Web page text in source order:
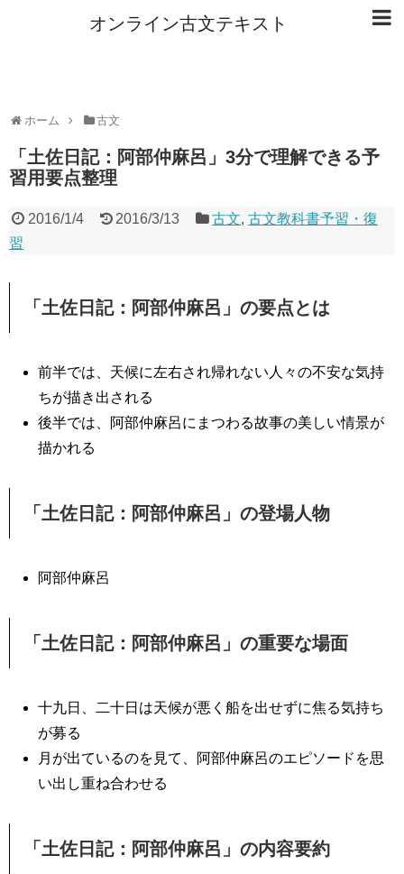
オンライン古文テキスト
ホーム 古文
「土佐日記：阿部仲麻呂」3分で理解できる予
習用要点整理
2016/1/4 2016/3/13 古文,古文教科書予習・復
習
「土佐日記：阿部仲麻呂」の要点とは
前半では、天候に左右され帰れない人々の不安な気持
ちが描き出される
後半では、阿部仲麻呂にまつわる故事の美しい情景が
描かれる
「土佐日記：阿部仲麻呂」の登場人物
阿部仲麻呂
「土佐日記：阿部仲麻呂」の重要な場面
十九日、二十日は天候が悪く船を出せずに焦る気持ち
が募る
月が出ているのを見て、阿部仲麻呂のエピソードを思
い出し重ね合わせる
「土佐日記：阿部仲麻呂」の内容要約